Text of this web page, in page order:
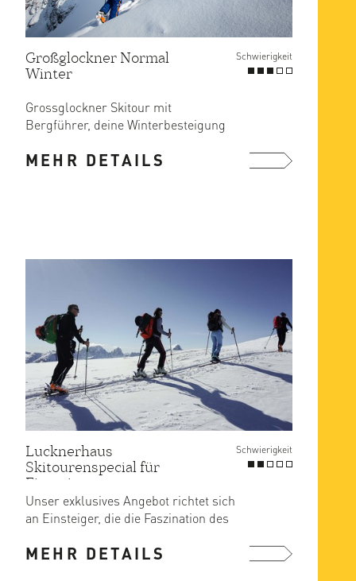
Großglockner Normal
Winter
Schwierigkeit
Grossglockner Skitour mit
Bergführer, deine Winterbesteigung
MEHR DETAILS
Lucknerhaus
Skitourenspecial für
Einsteiger
Schwierigkeit
Unser exklusives Angebot richtet sich
an Einsteiger, die die Faszination des
MEHR DETAILS